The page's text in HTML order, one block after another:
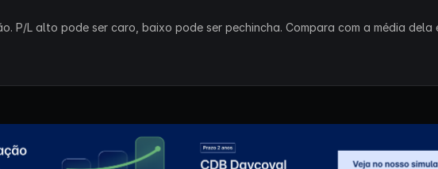
P/L alto pode ser caro, baixo pode ser pechincha. Compara com a média dela